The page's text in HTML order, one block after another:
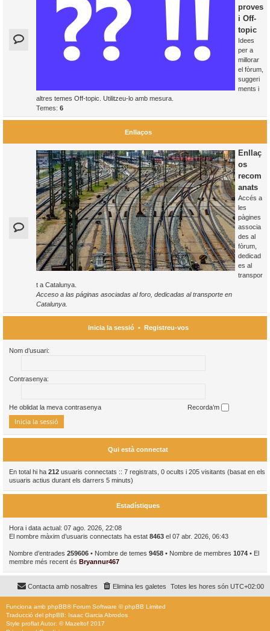
proves
i Off-
topic
Idees
per a
millorar
el fòrum,
suggeri
ments i
altres temes Off-topic. Utilitzeu-lo amb mesura.
Temes: 6
Enllaços
Enllaç
os
recom
anats
Accés a
les
pàgines
associa
des al
fòrum,
dedicad
es al
transpor
t a Catalunya.
Acceso a las páginas asociadas al foro, dedicadas al transporte en
Catalunya.
Inicia la sessió• Registreu-vos
Nom d’usuari:
Contrasenya:
He oblidat la meva contrasenya Recorda’m
Qui està connectat
En total hi ha 212 usuaris connectats :: 7 registrats, 0 ocults i 205 visitants (basat en els
usuaris actius durant els darrers 5 minuts)
Estadístiques
Hora i data actual: 07 ago. 2026, 22:08
El nombre màxim d’usuaris connectats ha estat 8463 el 07 abr. 2026, 06:43
Nombre d’entrades 259606 • Nombre de temes 9458 • Nombre de membres 1074 • El
membre més recent és Bryannur467
Totes les hores són UTC+02:00
Elimina les galetes
Contacta amb nosaltres
Funciona amb phpBB® Forum Software © phpBB Limited
Traducció del phpBB: Isaac Garcia Abrodos
Style proflatAutor: ©Mazeltof 2017